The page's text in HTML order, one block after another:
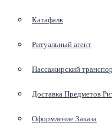
Катафалк
Ритуальный агент
Пассажирский
Доставка Предметов
Оформление Заказа